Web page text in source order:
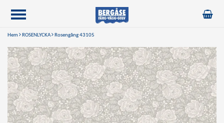
Hem ROSENLYCKA Rosengång 43105